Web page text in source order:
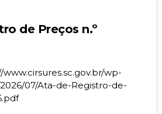
de Preços n.º
wp-
07/Ata-de-Registro-de-